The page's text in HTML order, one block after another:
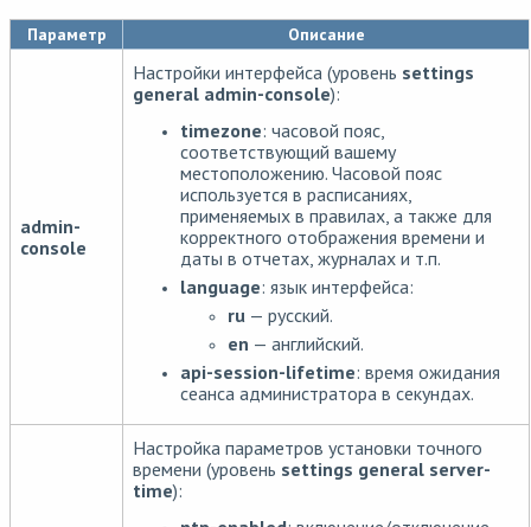
Параметр Описание
admin-
console
Настройки интерфейса (уровень settings
general admin-console):
timezone: часовой пояс,
соответствующий вашему
местоположению. Часовой пояс
используется в расписаниях,
применяемых в правилах, а также для
корректного отображения времени и
даты в отчетах, журналах и т.п.
language: язык интерфейса:
ru — русский.
en — английский.
api-session-lifetime: время ожидания
сеанса администратора в секундах.
Настройка параметров установки точного
времени (уровень settings general server-
time):